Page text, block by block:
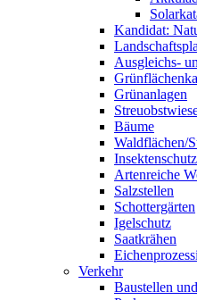
Kandidat:
Ausgleichs-
Grünanlagen
Bäume
Waldflächen/
Artenreiche
Salzstellen
Schottergärten
Igelschutz
Saatkrähen
Verkehr
Baustellen